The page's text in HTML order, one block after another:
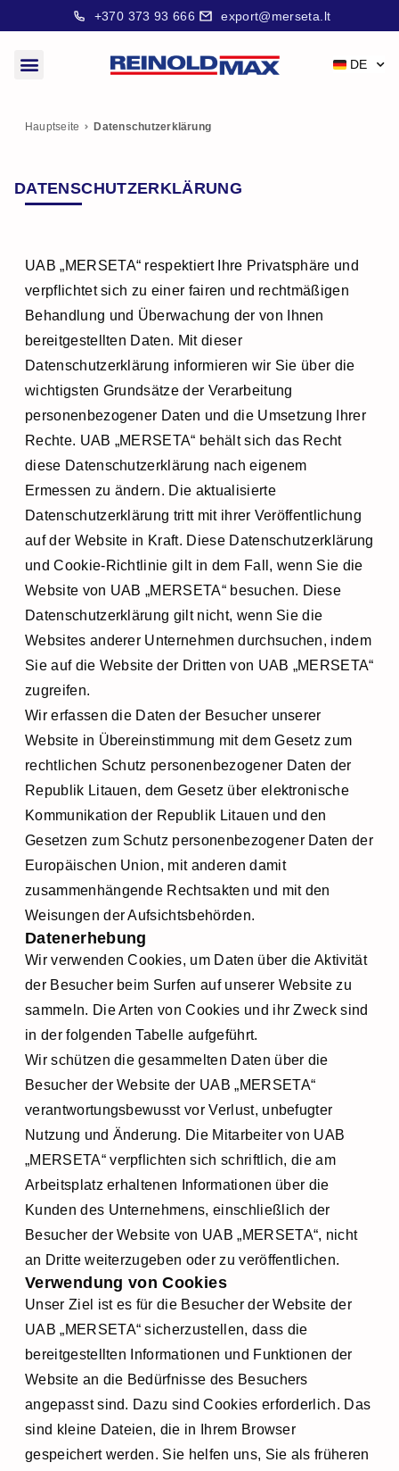
+370 373 93 666 export@merseta.lt
DE
Hauptseite Datenschutzerklärung
DATENSCHUTZERKLÄRUNG
UAB „MERSETA“ respektiert Ihre Privatsphäre und
verpflichtet sich zu einer fairen und rechtmäßigen
Behandlung und Überwachung der von Ihnen
bereitgestellten Daten. Mit dieser
Datenschutzerklärung informieren wir Sie über die
wichtigsten Grundsätze der Verarbeitung
personenbezogener Daten und die Umsetzung Ihrer
Rechte. UAB „MERSETA“ behält sich das Recht
diese Datenschutzerklärung nach eigenem
Ermessen zu ändern. Die aktualisierte
Datenschutzerklärung tritt mit ihrer Veröffentlichung
auf der Website in Kraft. Diese Datenschutzerklärung
und Cookie-Richtlinie gilt in dem Fall, wenn Sie die
Website von UAB „MERSETA“ besuchen. Diese
Datenschutzerklärung gilt nicht, wenn Sie die
Websites anderer Unternehmen durchsuchen, indem
Sie auf die Website der Dritten von UAB „MERSETA“
zugreifen.
Wir erfassen die Daten der Besucher unserer
Website in Übereinstimmung mit dem Gesetz zum
rechtlichen Schutz personenbezogener Daten der
Republik Litauen, dem Gesetz über elektronische
Kommunikation der Republik Litauen und den
Gesetzen zum Schutz personenbezogener Daten der
Europäischen Union, mit anderen damit
zusammenhängende Rechtsakten und mit den
Weisungen der Aufsichtsbehörden.
Datenerhebung
Wir verwenden Cookies, um Daten über die Aktivität
der Besucher beim Surfen auf unserer Website zu
sammeln. Die Arten von Cookies und ihr Zweck sind
in der folgenden Tabelle aufgeführt.
Wir schützen die gesammelten Daten über die
Besucher der Website der UAB „MERSETA“
verantwortungsbewusst vor Verlust, unbefugter
Nutzung und Änderung. Die Mitarbeiter von UAB
„MERSETA“ verpflichten sich schriftlich, die am
Arbeitsplatz erhaltenen Informationen über die
Kunden des Unternehmens, einschließlich der
Besucher der Website von UAB „MERSETA“, nicht
an Dritte weiterzugeben oder zu veröffentlichen.
Verwendung von Cookies
Unser Ziel ist es für die Besucher der Website der
UAB „MERSETA“ sicherzustellen, dass die
bereitgestellten Informationen und Funktionen der
Website an die Bedürfnisse des Besuchers
angepasst sind. Dazu sind Cookies erforderlich. Das
sind kleine Dateien, die in Ihrem Browser
gespeichert werden. Sie helfen uns, Sie als früheren